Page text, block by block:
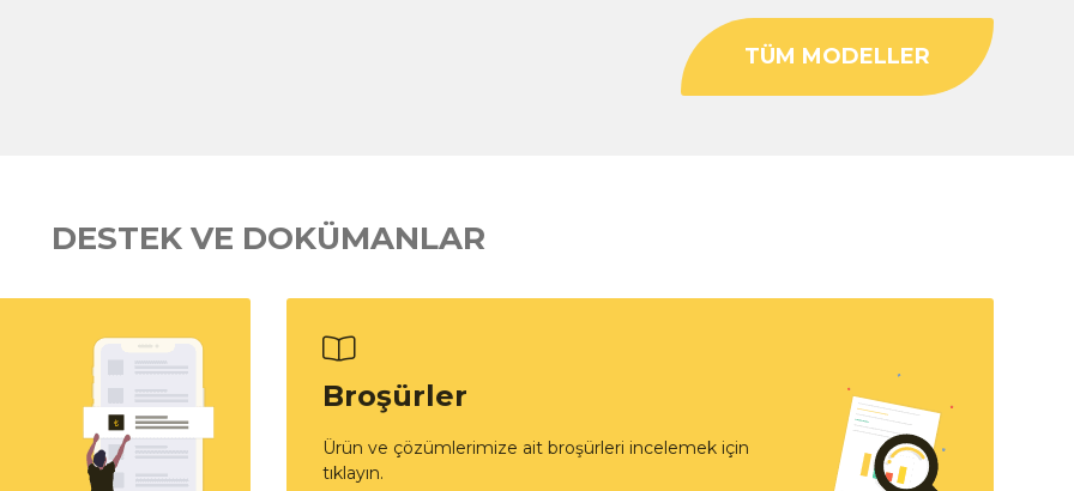
TÜM MODELLER
DESTEK VE DOKÜMANLAR
Broşürler
Ürün ve çözümlerimize ait broşürleri incelemek için
tıklayın.